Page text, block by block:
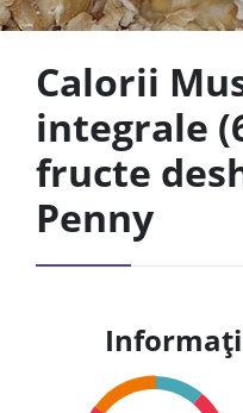
Calorii
integrale
fructe
Penny